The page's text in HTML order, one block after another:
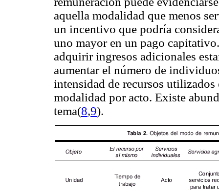
aquella modalidad que menos
un incentivo que podría
uno mayor en un pago
adquirir ingresos adicionales
aumentar el número de
intensidad de recursos
modalidad por acto. Existe
tema(8,9).